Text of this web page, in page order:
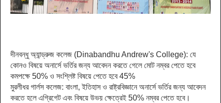
দীনবন্ধু অ্যান্ড্রুজ কলেজ (Dinabandhu Andrew's College): যে
কোনও বিষয়ে অনার্সে ভর্তির জন্য আবেদন করতে গেলে মোট নম্বর পেতে হবে
কমপক্ষে 50% ও সংশ্লিষ্ট বিষয়ে পেতে হবে 45%
মুরলীধর গার্লস কলেজ: বাংলা, ইতিহাস ও রাষ্ট্রবিজ্ঞানে অনার্সে ভর্তির জন্য আবেদন
করতে হলে এগ্রিগেট এবং বিষয়ে উভয় ক্ষেত্রেই 50% নম্বর পেতে হবে।